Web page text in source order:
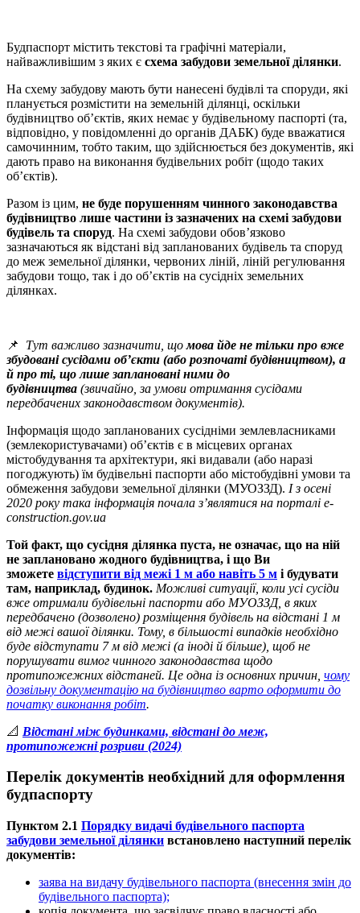
Будпаспорт містить текстові та графічні матеріали,
найважливішим з яких є схема забудови земельної ділянки.
На схему забудову мають бути нанесені будівлі та споруди, які
планується розмістити на земельній ділянці, оскільки
будівництво об’єктів, яких немає у будівельному паспорті (та,
відповідно, у повідомленні до органів ДАБК) буде вважатися
самочинним, тобто таким, що здійснюється без документів, які
дають право на виконання будівельних робіт (щодо таких
об’єктів).
Разом із цим, не буде порушенням чинного законодавства
будівництво лише частини із зазначених на схемі забудови
будівель та споруд. На схемі забудови обов’язково
зазначаються як відстані від запланованих будівель та споруд
до меж земельної ділянки, червоних ліній, ліній регулювання
забудови тощо, так і до об’єктів на сусідніх земельних
ділянках.
📌 Тут важливо зазначити, щомова йде не тільки про вже
збудовані сусідами об’єкти (або розпочаті будівництвом), а
й про ті, що лише заплановані ними до
будівництва (звичайно, за умови отримання сусідами
передбачених законодавством документів).
Інформація щодо запланованих сусідніми землевласниками
(землекористувачами) об’єктів є в місцевих органах
містобудування та архітектури, які видавали (або наразі
погоджують) їм будівельні паспорти або містобудівні умови та
обмеження забудови земельної ділянки (МУОЗЗД). І з осені
2020 року така інформація почала з’являтися на порталі e-
construction.gov.ua
Той факт, що сусідня ділянка пуста, не означає, що на ній
не заплановано жодного будівництва, і що Ви
зможете відступити від межі 1 м або навіть 5 м і будувати
там, наприклад, будинок. Можливі ситуації, коли усі сусіди
вже отримали будівельні паспорти або МУОЗЗД, в яких
передбачено (дозволено) розміщення будівель на відстані 1 м
від межі вашої ділянки. Тому, в більшості випадків необхідно
буде відступати 7 м від межі (а іноді й більше), щоб не
порушувати вимог чинного законодавства щодо
протипожежних відстаней. Це одна із основних причин, чому
дозвільну документацію на будівництво варто оформити до
початку виконання робіт.
📐 Відстані між будинками, відстані до меж,
протипожежні розриви (2024)
Перелік документів необхідний для оформлення
будпаспорту
Пунктом 2.1 Порядку видачі будівельного паспорта
забудови земельної ділянки встановлено наступний перелік
документів:
заява на видачу будівельного паспорта (внесення змін до
будівельного паспорта);